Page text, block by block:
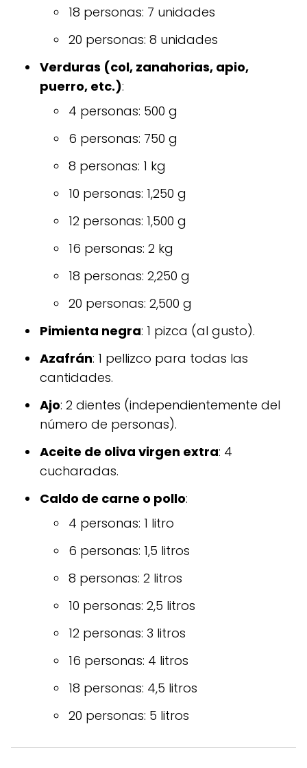
18 personas: 7 unidades
20 personas: 8 unidades
Verduras (col, zanahorias, apio,
puerro, etc.):
4 personas: 500 g
6 personas: 750 g
8 personas: 1 kg
10 personas: 1,250 g
12 personas: 1,500 g
16 personas: 2 kg
18 personas: 2,250 g
20 personas: 2,500 g
Pimienta negra: 1 pizca (al gusto).
Azafrán: 1 pellizco para todas las
cantidades.
Ajo: 2 dientes (independientemente del
número de personas).
Aceite de oliva virgen extra: 4
cucharadas.
Caldo de carne o pollo:
4 personas: 1 litro
6 personas: 1,5 litros
8 personas: 2 litros
10 personas: 2,5 litros
12 personas: 3 litros
16 personas: 4 litros
18 personas: 4,5 litros
20 personas: 5 litros